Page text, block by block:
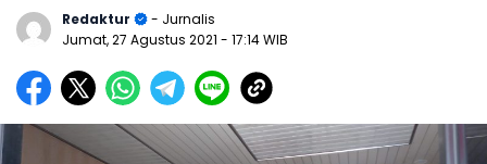
Redaktur
- Jurnalis
Jumat, 27 Agustus 2021 - 17:14 WIB